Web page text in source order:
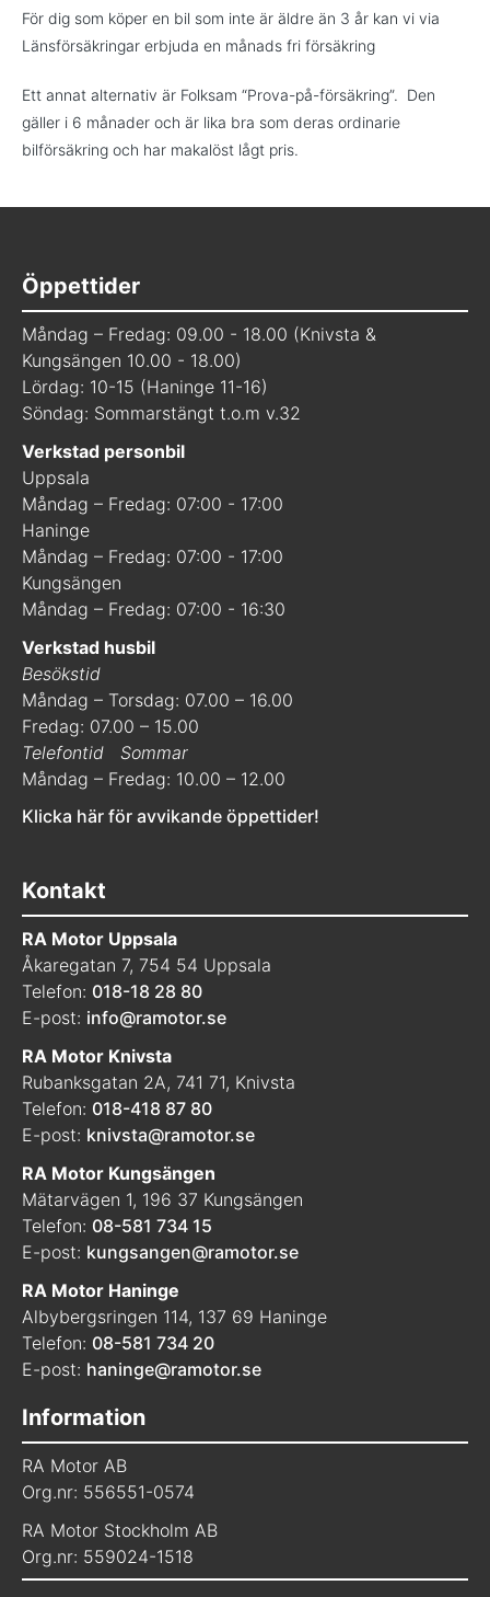
För dig som köper en bil som inte är äldre än 3 år kan vi via
Länsförsäkringar erbjuda en månads fri försäkring
Ett annat alternativ är Folksam “Prova-på-försäkring”. Den
gäller i 6 månader och är lika bra som deras ordinarie
bilförsäkring och har makalöst lågt pris.
Öppettider
Måndag – Fredag: 09.00 - 18.00 (Knivsta &
Kungsängen 10.00 - 18.00)
Lördag: 10-15 (Haninge 11-16)
Söndag: Sommarstängt t.o.m v.32
Verkstad personbil
Uppsala
Måndag – Fredag: 07:00 - 17:00
Haninge
Måndag – Fredag: 07:00 - 17:00
Kungsängen
Måndag – Fredag: 07:00 - 16:30
Verkstad husbil
Besökstid
Måndag – Torsdag: 07.00 – 16.00
Fredag: 07.00 – 15.00
Telefontid
Sommar
Måndag – Fredag: 10.00 – 12.00
Klicka här för avvikande öppettider!
Kontakt
RA Motor Uppsala
Åkaregatan 7, 754 54 Uppsala
Telefon: 018-18 28 80
E-post: info@ramotor.se
RA Motor Knivsta
Rubanksgatan 2A, 741 71, Knivsta
Telefon: 018-418 87 80
E-post: knivsta@ramotor.se
RA Motor Kungsängen
Mätarvägen 1, 196 37 Kungsängen
Telefon: 08-581 734 15
E-post: kungsangen@ramotor.se
RA Motor Haninge
Albybergsringen 114, 137 69 Haninge
Telefon: 08-581 734 20
E-post: haninge@ramotor.se
Information
RA Motor AB
Org.nr: 556551-0574
RA Motor Stockholm AB
Org.nr: 559024-1518